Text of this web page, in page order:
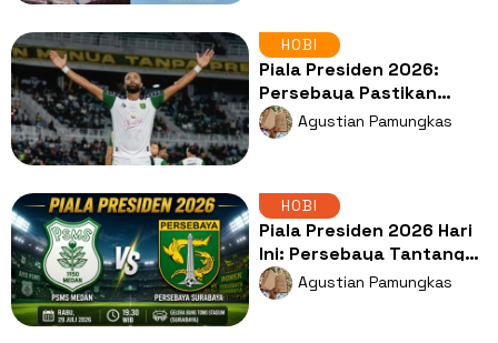
HOBI
Piala Presiden 2026:
Persebaya Pastikan
Tiket Semifinal usai
Tekuk PSMS
Agustian Pamungkas
HOBI
Piala Presiden 2026 Hari
Ini: Persebaya Tantang
PSMS demi Tiket
Semifinal
Agustian Pamungkas